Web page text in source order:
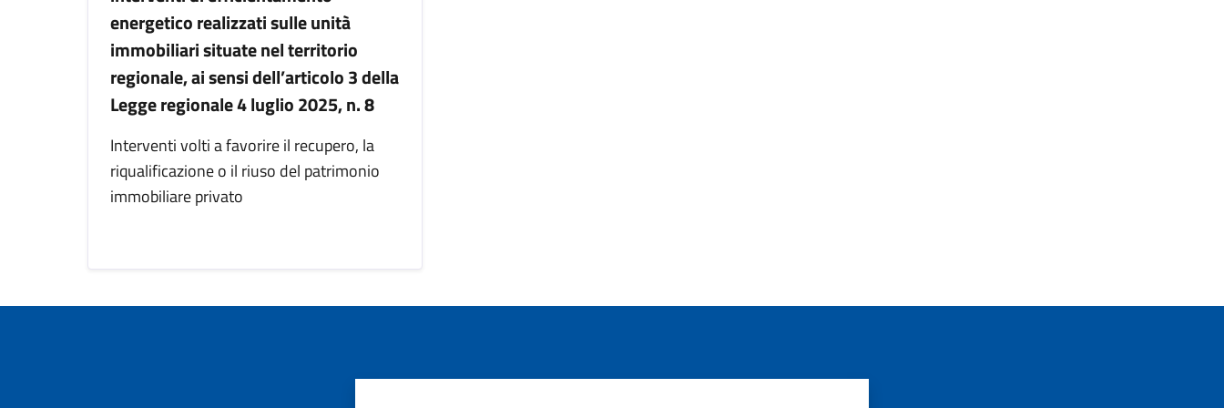
energetico realizzati sulle unità
immobiliari situate nel territorio
regionale, ai sensi dell’articolo 3 della
Legge regionale 4 luglio 2025, n. 8
Interventi volti a favorire il recupero, la
riqualificazione o il riuso del patrimonio
immobiliare privato